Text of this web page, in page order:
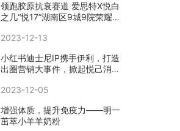
领跑胶原抗衰赛道 爱思特X悦白
之几“悦17”湖南区9城9院荣耀首
2023-12-13
小红书迪士尼IP携手伊利，打造
出圈营销大事件，掀起悦己消费
2023-12-05
增强体质，提升免疫力——明一
茁萃小羊羊奶粉